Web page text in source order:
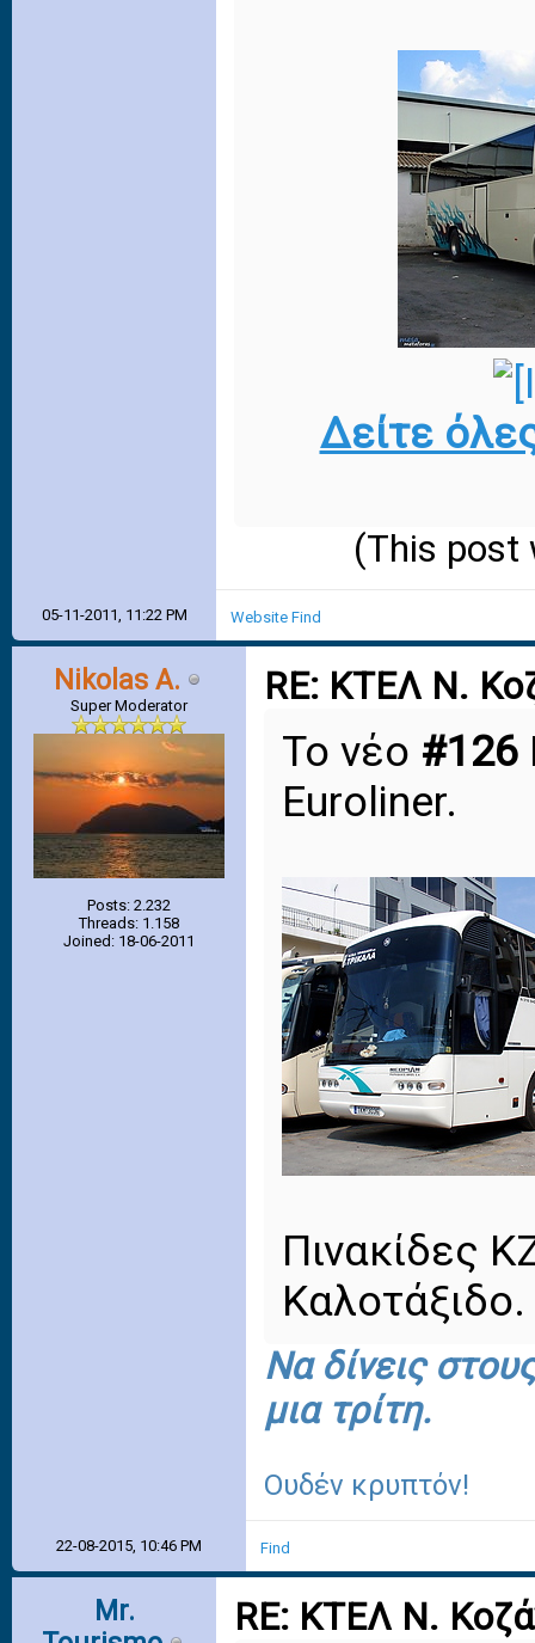
Δείτε
(This post
05-11-2011, 11:22 PM Website Find
Nikolas A.
Super Moderator
Posts: 2.232
Threads: 1.158
Joined: 18-06-2011
RE: ΚΤΕΛ Ν.
Το νέο #126
Euroliner.
Πινακίδες
Καλοτάξιδο.
Να δίνεις
μια τρίτη.
Ουδέν κρυπτόν!
22-08-2015, 10:46 PM Find
Mr.
RE: ΚΤΕΛ Ν.